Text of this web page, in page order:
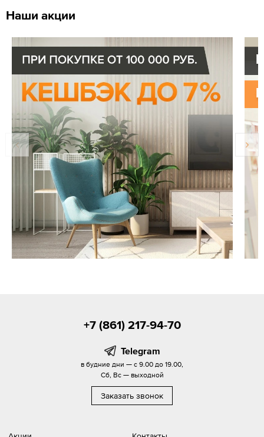
Наши акции
+7 (861) 217-94-70
Telegram
в будние дни — с 9.00 до 19.00,
Сб, Вс — выходной
Заказать звонок